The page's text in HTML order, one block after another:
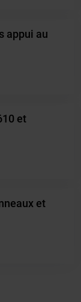
appui au
et
et